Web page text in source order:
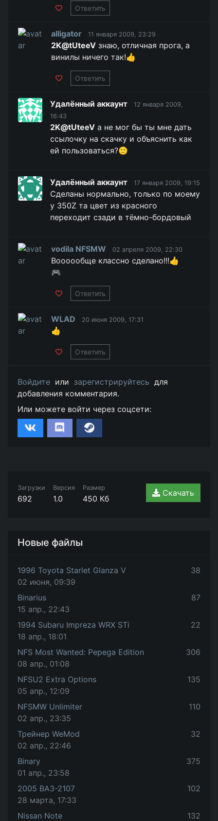
Ответить
alligator 11 января 2009, 23:29
2K@tUteeV знаю, отличная прога, а
винилы ничего так!👍
Ответить
Удалённый аккаунт
12 января 2009,
16:43
2K@tUteeV а не мог бы ты мне дать
ссылочку на скачку и объяснить как
ей пользоваться?🙂
Удалённый аккаунт 17 января 2009, 19:15
Сделаны нормально, только по моему
у 350Z та цвет из красного
переходит сзади в тёмно-бордовый
vodila NFSMW 02 апреля 2009, 22:30
Воооообще классно сделано!!!👍
🎮
Ответить
WLAD 20 июня 2009, 17:31
👍
Ответить
Войдите или зарегистрируйтесь для
добавления комментария.
Или можете войти через соцсети:
Загрузки
692
Версия
1.0
Размер
450 Кб
Скачать
Новые файлы
1996 Toyota Starlet Glanza V
02 июня, 09:39
38
Binarius
15 апр., 22:43
87
1994 Subaru Impreza WRX STi
18 апр., 18:01
22
NFS Most Wanted: Pepega Edition
08 апр., 01:08
306
NFSU2 Extra Options
05 апр., 12:09
135
NFSMW Unlimiter
02 апр., 23:35
110
Трейнер WeMod
02 апр., 22:46
32
Binary
01 апр., 23:58
375
2005 ВАЗ-2107
28 марта, 17:33
102
Nissan Note 132